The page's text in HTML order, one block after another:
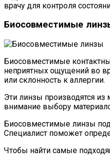
врачу для контроля
Биосовместимые
Биосовместимые
неприятных ощущений во
или склонность к аллергии.
Эти линзы производятся
внимание выбору
Биосовместимые линзы
Специалист поможет
Чтобы найти самые